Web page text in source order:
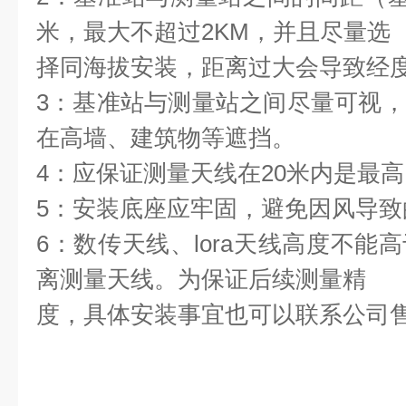
米，最大不超过2KM，并且尽量选
择同海拔安装，距离过大会导致经
3：基准站与测量站之间尽量可视
在高墙、建筑物等遮挡。
4：应保证测量天线在20米内是最
5：安装底座应牢固，避免因风导
6：数传天线、lora天线高度不能
离测量天线。为保证后续测量精
度，具体安装事宜也可以联系公司